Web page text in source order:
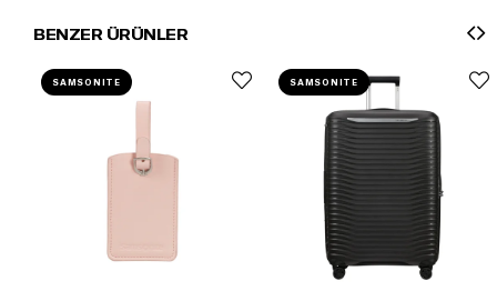
BENZER ÜRÜNLER
SAMSONITE SAMSONITE